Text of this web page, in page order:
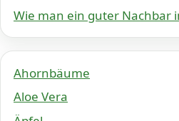
Wie man ein guter Nachbar
Ahornbäume
Aloe Vera